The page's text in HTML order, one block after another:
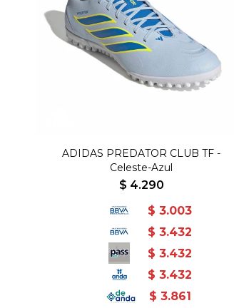
ADIDAS PREDATOR CLUB TF -
Celeste-Azul
$ 4.290
$ 3.003
$ 3.432
$ 3.432
$ 3.432
$ 3.861